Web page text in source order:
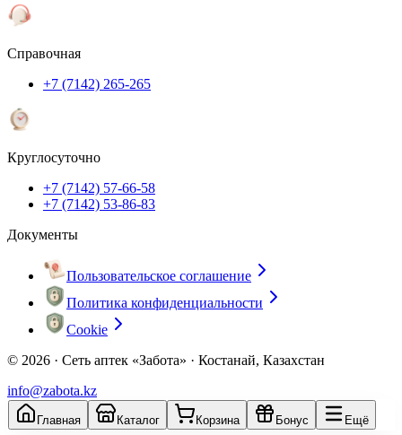
Справочная
+7 (7142) 265-265
Круглосуточно
+7 (7142) 57-66-58
+7 (7142) 53-86-83
Документы
Пользовательское соглашение
Политика конфиденциальности
Cookie
© 2026 · Сеть аптек «Забота» · Костанай, Казахстан
info@zabota.kz
Главная Каталог Корзина Бонус Ещё